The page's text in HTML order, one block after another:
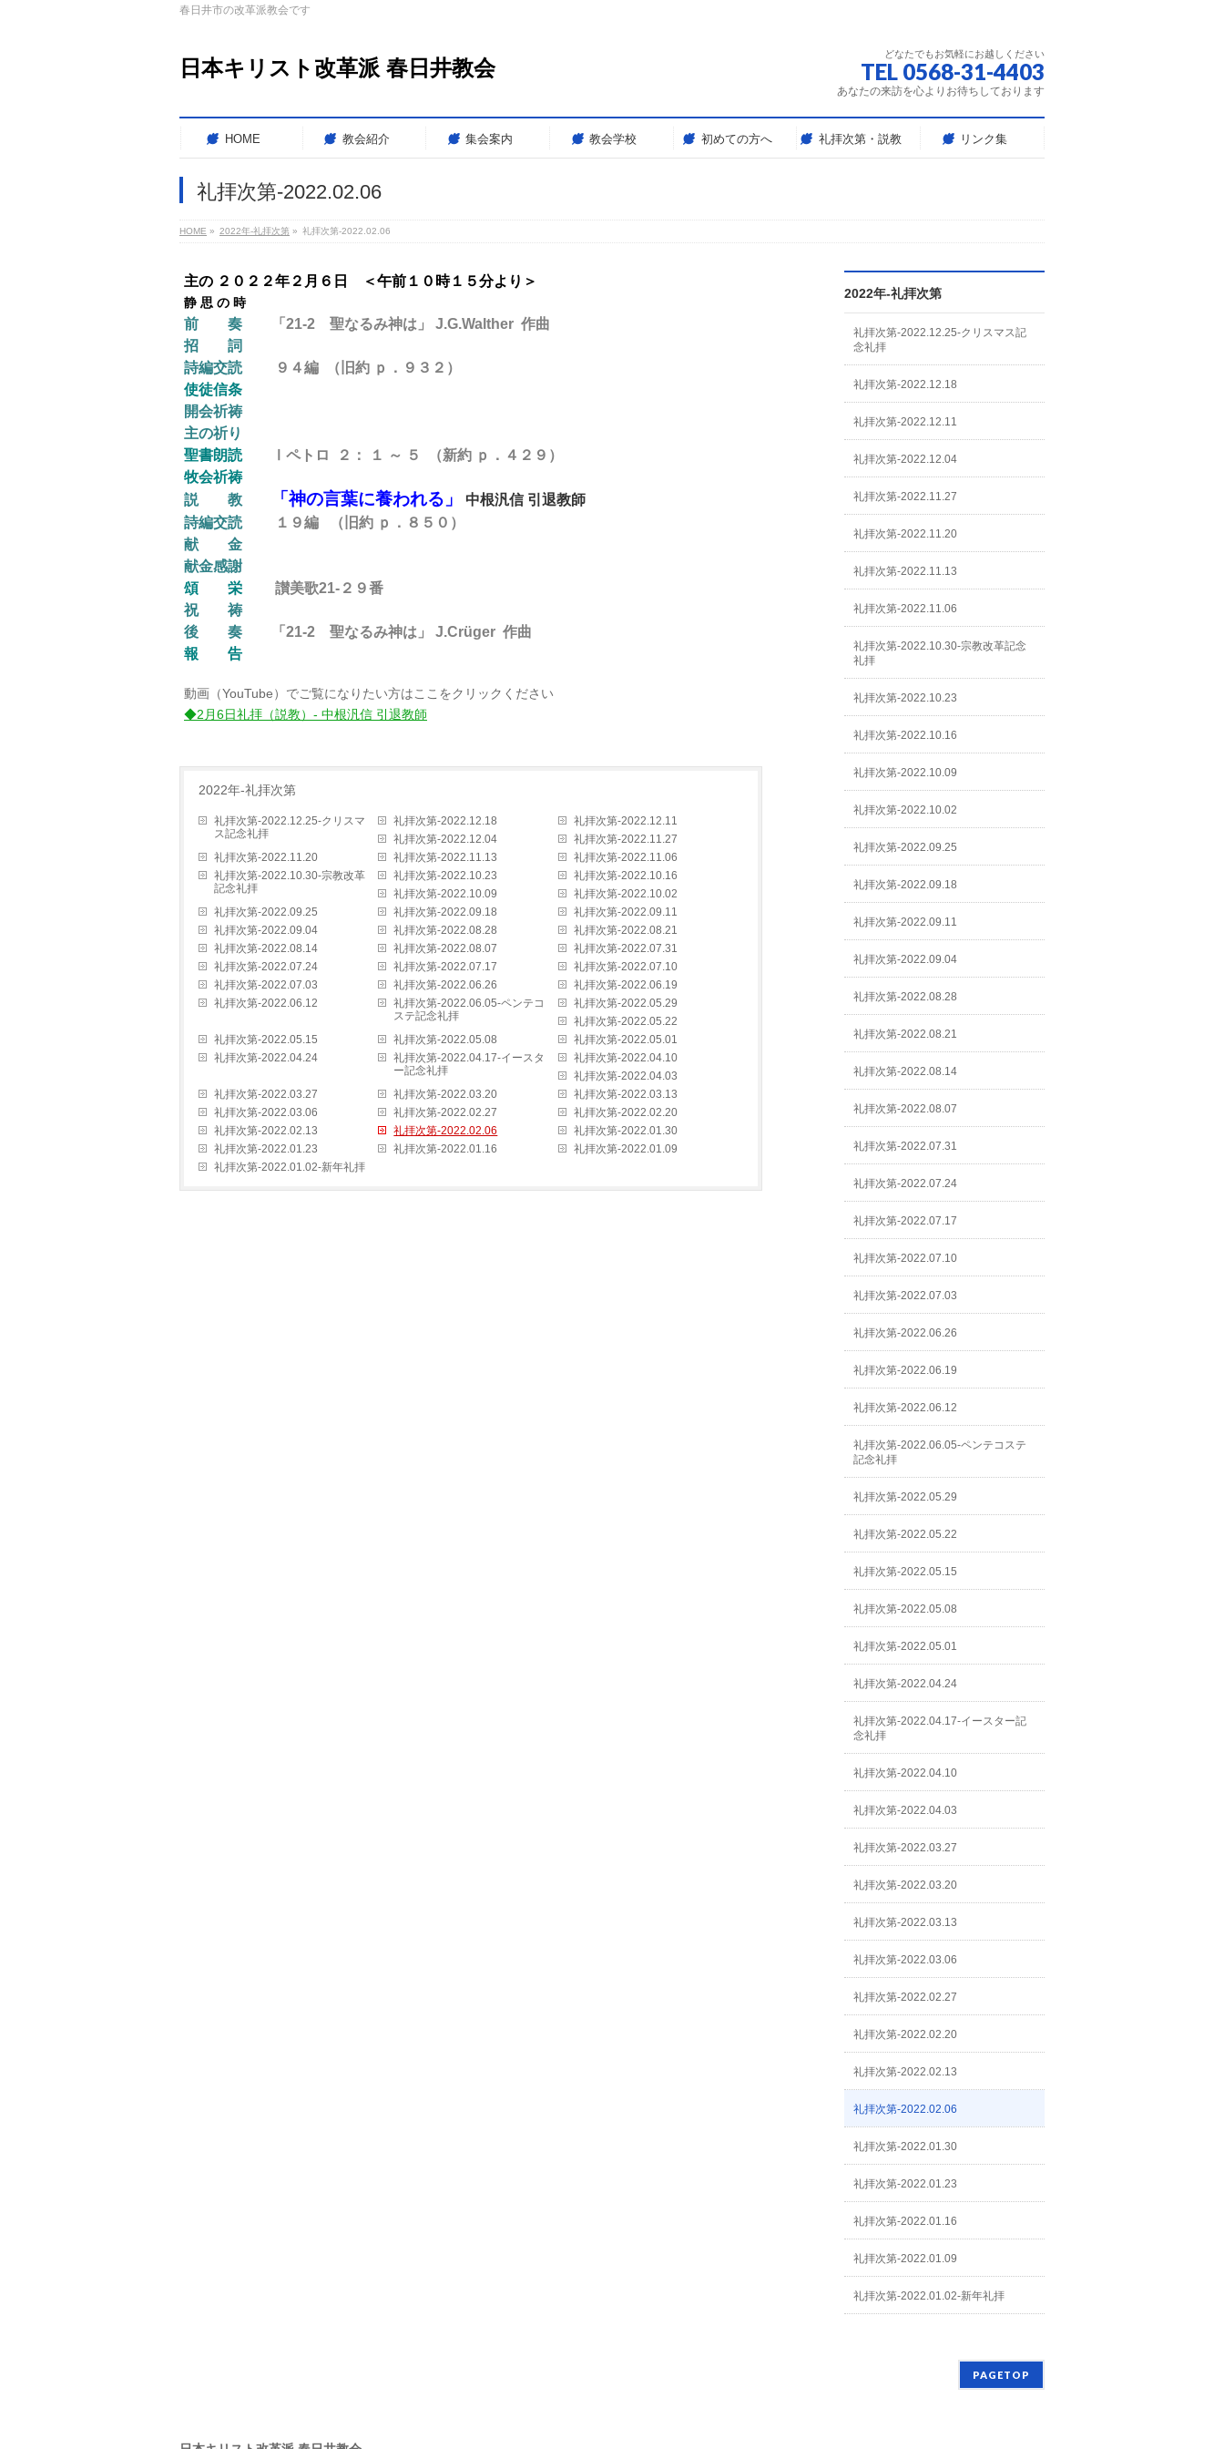
春日井市の改革派教会です
日本キリスト改革派 春日井教会
どなたでもお気軽にお越しください
TEL 0568-31-4403
あなたの来訪を心よりお待ちしております
HOME 教会紹介 集会案内 教会学校 初めての方へ 礼拝次第・説教 リンク集
礼拝次第-2022.02.06
HOME » 2022年-礼拝次第 » 礼拝次第-2022.02.06
主の ２０２２年２月６日 ＜午前１０時１５分より＞
静 思 の 時
前 奏
「21-2 聖なるみ神は」 J.G.Walther 作曲
招 詞
詩編交読
９４編 （旧約 ｐ．９３２）
使徒信条
開会祈祷
主の祈り
聖書朗読
Ⅰペトロ ２： １ ～ ５ （新約 ｐ．４２９）
牧会祈祷
説 教
「神の言葉に養われる」
中根汎信 引退教師
詩編交読１９編 （旧約 ｐ．８５０）
献 金
献金感謝
頌 栄 讃美歌21-２９番
祝 祷
後
奏 「21-2 聖なるみ神は」 J.Crüger 作曲
報 告
動画（YouTube）でご覧になりたい方はここをクリックください
◆2月6日礼拝（説教）- 中根汎信 引退教師
2022年-礼拝次第
礼拝次第-2022.12.25-クリスマ
ス記念礼拝
礼拝次第-2022.12.18
礼拝次第-2022.12.11
礼拝次第-2022.12.04
礼拝次第-2022.11.27
礼拝次第-2022.11.20
礼拝次第-2022.11.13
礼拝次第-2022.11.06
礼拝次第-2022.10.30-宗教改革
記念礼拝
礼拝次第-2022.10.23
礼拝次第-2022.10.16
礼拝次第-2022.10.09
礼拝次第-2022.10.02
礼拝次第-2022.09.25
礼拝次第-2022.09.18
礼拝次第-2022.09.11
礼拝次第-2022.09.04
礼拝次第-2022.08.28
礼拝次第-2022.08.21
礼拝次第-2022.08.14
礼拝次第-2022.08.07
礼拝次第-2022.07.31
礼拝次第-2022.07.24
礼拝次第-2022.07.17
礼拝次第-2022.07.10
礼拝次第-2022.07.03
礼拝次第-2022.06.26
礼拝次第-2022.06.19
礼拝次第-2022.06.12
礼拝次第-2022.06.05-ペンテコ
ステ記念礼拝
礼拝次第-2022.05.29
礼拝次第-2022.05.22
礼拝次第-2022.05.15
礼拝次第-2022.05.08
礼拝次第-2022.05.01
礼拝次第-2022.04.24
礼拝次第-2022.04.17-イースタ
ー記念礼拝
礼拝次第-2022.04.10
礼拝次第-2022.04.03
礼拝次第-2022.03.27
礼拝次第-2022.03.20
礼拝次第-2022.03.13
礼拝次第-2022.03.06
礼拝次第-2022.02.27
礼拝次第-2022.02.20
礼拝次第-2022.02.13
礼拝次第-2022.02.06
礼拝次第-2022.01.30
礼拝次第-2022.01.23
礼拝次第-2022.01.16
礼拝次第-2022.01.09
礼拝次第-2022.01.02-新年礼拝
2022年-礼拝次第
礼拝次第-2022.12.25-クリスマス記
念礼拝
礼拝次第-2022.12.18
礼拝次第-2022.12.11
礼拝次第-2022.12.04
礼拝次第-2022.11.27
礼拝次第-2022.11.20
礼拝次第-2022.11.13
礼拝次第-2022.11.06
礼拝次第-2022.10.30-宗教改革記念
礼拝
礼拝次第-2022.10.23
礼拝次第-2022.10.16
礼拝次第-2022.10.09
礼拝次第-2022.10.02
礼拝次第-2022.09.25
礼拝次第-2022.09.18
礼拝次第-2022.09.11
礼拝次第-2022.09.04
礼拝次第-2022.08.28
礼拝次第-2022.08.21
礼拝次第-2022.08.14
礼拝次第-2022.08.07
礼拝次第-2022.07.31
礼拝次第-2022.07.24
礼拝次第-2022.07.17
礼拝次第-2022.07.10
礼拝次第-2022.07.03
礼拝次第-2022.06.26
礼拝次第-2022.06.19
礼拝次第-2022.06.12
礼拝次第-2022.06.05-ペンテコステ
記念礼拝
礼拝次第-2022.05.29
礼拝次第-2022.05.22
礼拝次第-2022.05.15
礼拝次第-2022.05.08
礼拝次第-2022.05.01
礼拝次第-2022.04.24
礼拝次第-2022.04.17-イースター記
念礼拝
礼拝次第-2022.04.10
礼拝次第-2022.04.03
礼拝次第-2022.03.27
礼拝次第-2022.03.20
礼拝次第-2022.03.13
礼拝次第-2022.03.06
礼拝次第-2022.02.27
礼拝次第-2022.02.20
礼拝次第-2022.02.13
礼拝次第-2022.02.06
礼拝次第-2022.01.30
礼拝次第-2022.01.23
礼拝次第-2022.01.16
礼拝次第-2022.01.09
礼拝次第-2022.01.02-新年礼拝
PAGETOP